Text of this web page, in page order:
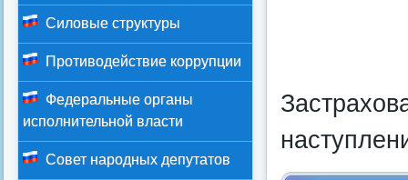
Силовые структуры
Противодействие коррупции
Федеральные органы
исполнительной власти
Совет народных депутатов